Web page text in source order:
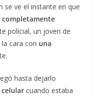
se ve el instante en que
completamente
policial, un joven de
cara con una
hasta dejarlo
cuando estaba